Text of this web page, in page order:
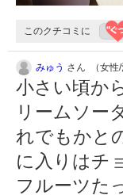
このクチコミに
みゅう さん （女性/
小さい頃か
リームソー
れでもかと
に入りはチ
フルーツた